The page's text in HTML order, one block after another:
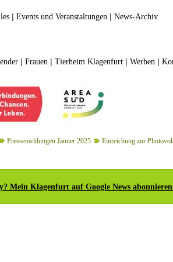
| Events und Veranstaltungen | News-Archiv
| Frauen | Tierheim Klagenfurt| Werben |
Pressemeldungen Jänner 2025 Einreichung zur
Mein Klagenfurt auf Google News